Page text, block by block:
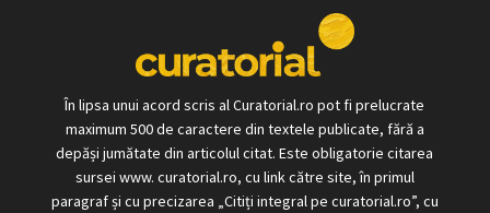
În lipsa unui acord scris al Curatorial.ro pot fi prelucrate
maximum 500 de caractere din textele publicate, fără a
depăși jumătate din articolul citat. Este obligatorie citarea
sursei www. curatorial.ro, cu link către site, în primul
paragraf și cu precizarea „Citiți integral pe curatorial.ro”, cu